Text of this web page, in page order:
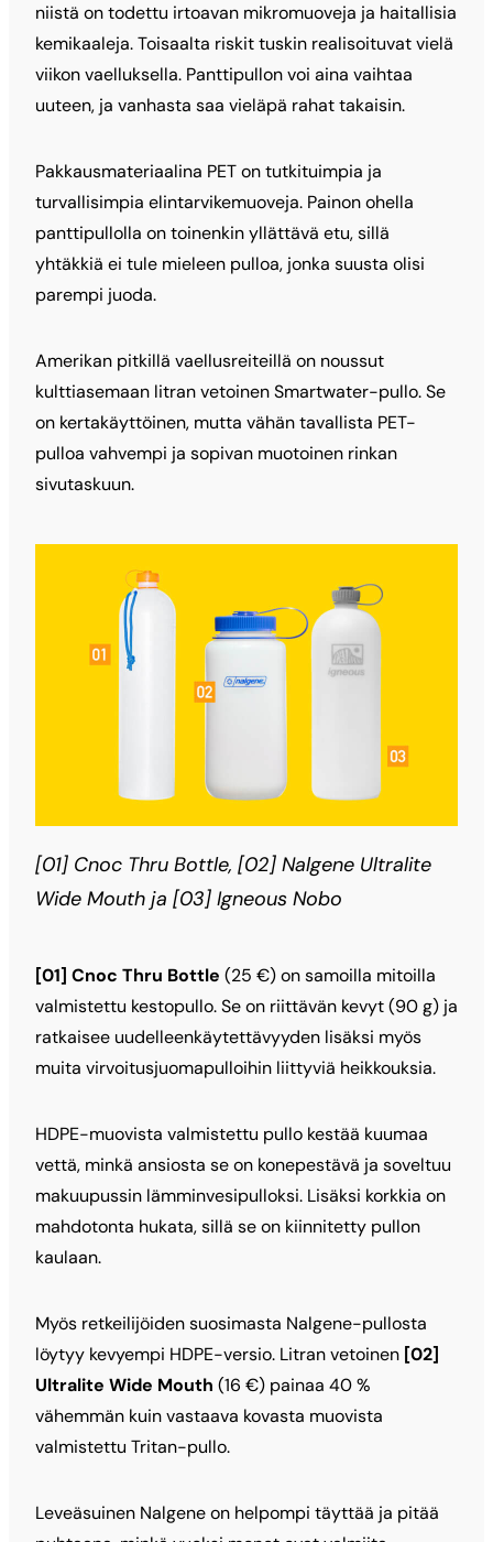
niistä on todettu irtoavan mikromuoveja ja haitallisia
kemikaaleja. Toisaalta riskit tuskin realisoituvat vielä
viikon vaelluksella. Panttipullon voi aina vaihtaa
uuteen, ja vanhasta saa vieläpä rahat takaisin.
Pakkausmateriaalina PET on tutkituimpia ja
turvallisimpia elintarvikemuoveja. Painon ohella
panttipullolla on toinenkin yllättävä etu, sillä
yhtäkkiä ei tule mieleen pulloa, jonka suusta olisi
parempi juoda.
Amerikan pitkillä vaellusreiteillä on noussut
kulttiasemaan litran vetoinen Smartwater-pullo. Se
on kertakäyttöinen, mutta vähän tavallista PET-
pulloa vahvempi ja sopivan muotoinen rinkan
sivutaskuun.
[01] Cnoc Thru Bottle, [02] Nalgene Ultralite
Wide Mouth ja [03] Igneous Nobo
[01] Cnoc Thru Bottle (25 €) on samoilla mitoilla
valmistettu kestopullo. Se on riittävän kevyt (90 g) ja
ratkaisee uudelleenkäytettävyyden lisäksi myös
muita virvoitusjuomapulloihin liittyviä heikkouksia.
HDPE-muovista valmistettu pullo kestää kuumaa
vettä, minkä ansiosta se on konepestävä ja soveltuu
makuupussin lämminvesipulloksi. Lisäksi korkkia on
mahdotonta hukata, sillä se on kiinnitetty pullon
kaulaan.
Myös retkeilijöiden suosimasta Nalgene-pullosta
löytyy kevyempi HDPE-versio. Litran vetoinen [02]
Ultralite Wide Mouth (16 €) painaa 40 %
vähemmän kuin vastaava kovasta muovista
valmistettu Tritan-pullo.
Leveäsuinen Nalgene on helpompi täyttää ja pitää